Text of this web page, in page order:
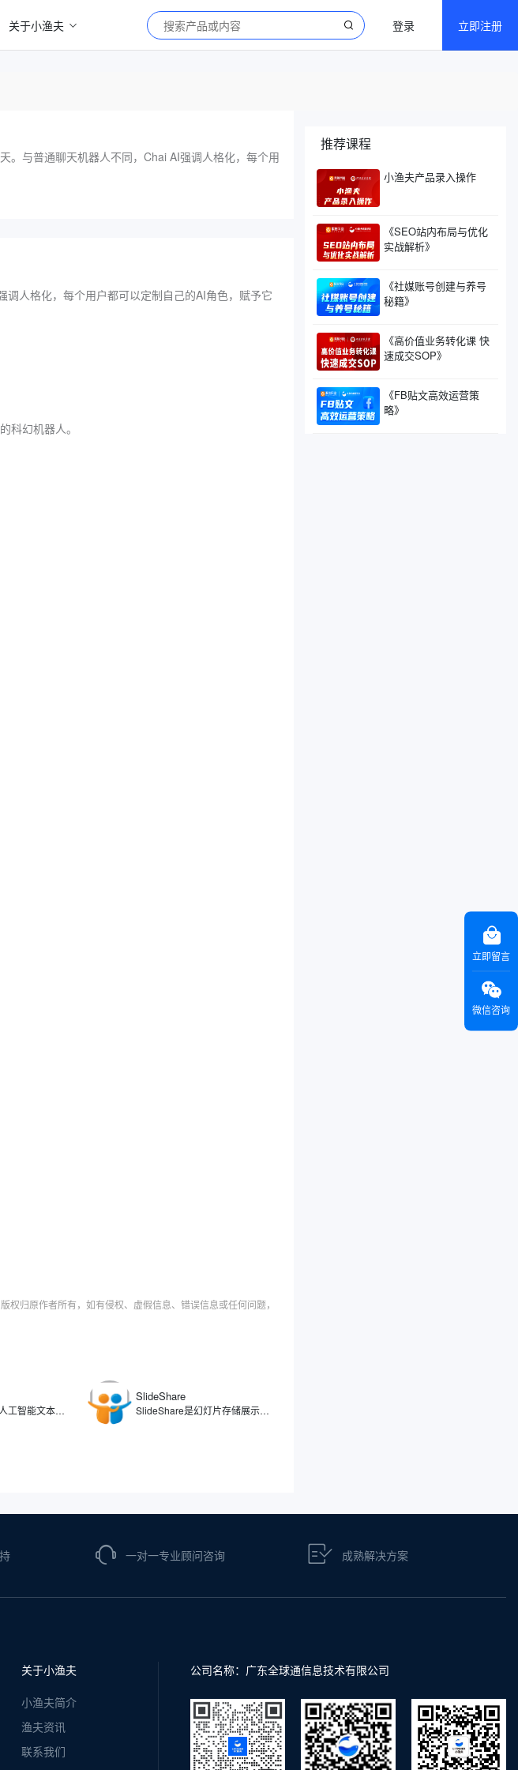
关于小渔夫 登录 立即注册
。与普通聊天机器人不同，Chai AI强调人格化，每个用
人格化，每个用户都可以定制自己的AI角色，赋予它
科幻机器人。
归原作者所有，如有侵权、虚假信息、错误信息或任何问题，
Humanize AI是人工智能文本转换工具，可将人工智能生成的内容转化为自然流畅的人类写作，生成能够绕过各种AI检测工具的文本。Humanize AI通过算法重构文本结构、调整表达方式，有效消除AI生成的机械化痕迹，帮助用户规避内容检测系统的识别，确保文本在可读性和自然度上达到更高的标准。
SlideShare
SlideShare是幻灯片存储展示分享平台，专注于幻灯片分享，用户可上传、浏览、下载及分享各类幻灯片、文档、信息图表等内容，覆盖教育、商业、科技等领域。此外，SlideShare不仅支持多种文件格式，还提供社交功能，方便用户之间的学习交流和内容传播。
推荐课程
小渔夫产品录入操作
《SEO站内布局与优化
实战解析》
《社媒账号创建与养号
秘籍》
《高价值业务转化课 快
速成交SOP》
《FB贴文高效运营策
略》
一对一专业顾问咨询 成熟解决方案
关于小渔夫
小渔夫简介
渔夫资讯
联系我们
公司名称：广东全球通信息技术有限公司
立即留言
微信咨询